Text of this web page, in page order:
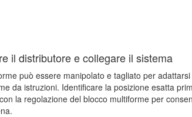
il distributore e collegare il sistema
può essere manipolato e tagliato per
da istruzioni. Identificare la posizione esatta
la regolazione del blocco multiforme per